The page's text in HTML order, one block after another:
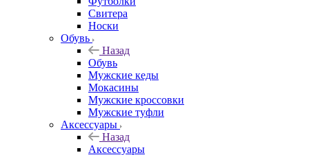
Свитера
Носки
Обувь
Назад
Обувь
Мужские кеды
Мокасины
Мужские кроссовки
Мужские туфли
Аксессуары
Назад
Аксессуары